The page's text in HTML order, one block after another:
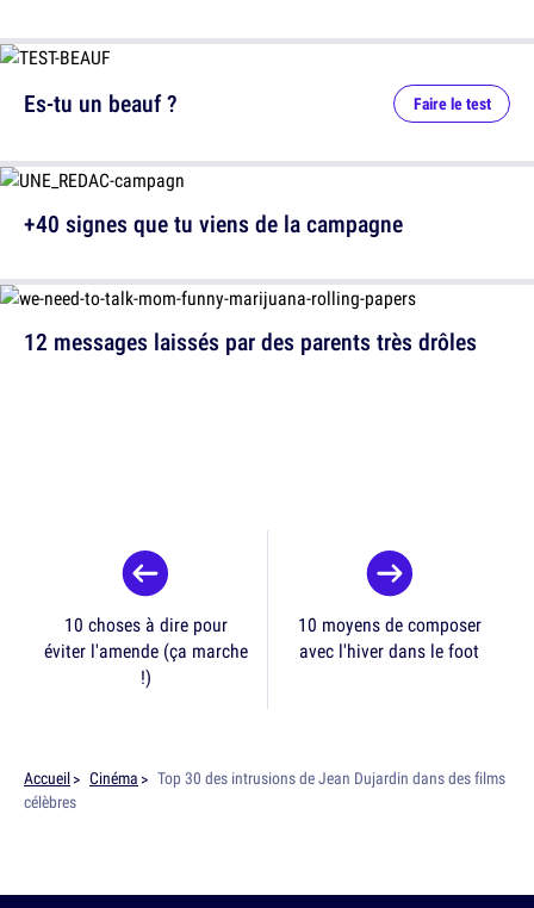
12 messages laissés par des parents très drôles
Es-tu un beauf ? Faire le test
+40 signes que tu viens de la campagne
10 choses à dire pour
éviter l'amende (ça marche
!)
10 moyens de composer
avec l'hiver dans le foot
Accueil Cinéma
Top 30 des intrusions de Jean Dujardin dans des films
célèbres